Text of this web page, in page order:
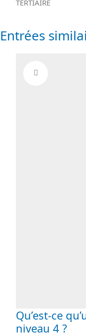
TERTIAIRE
Entrées
Qu’est-ce
niveau 4 ?